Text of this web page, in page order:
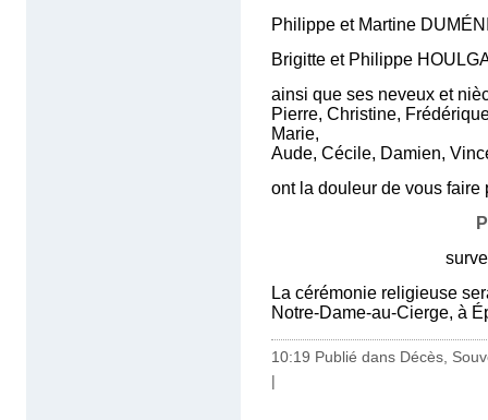
Philippe et Martine
Brigitte et Philippe
ainsi que ses neveux et
Pierre, Christine,
Marie,
Aude, Cécile, Damien,
ont la douleur de vous faire
survenu le 18
La cérémonie religieuse
Notre-Dame-au-Cierge, à
10:19 Publié dans Décès,
|